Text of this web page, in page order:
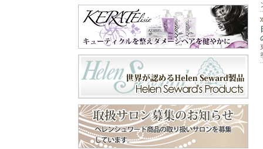
一度洗いでも きち
んと落とせる⁡ ⁡優れ
もの✨⁡ ⁡わん子にも
飼い主にも負担を⁡ ⁡
軽減するシャンプ
ー😍⁡ ⁡スリッカー
は、軽く使いやす
くで⁡ ピン長めのタ
イプだから、頭用
♪⁡ ‎˖٭ .‎˖٭ .‎˖٭ .‎˖٭ .‎˖٭
.‎˖٭ .‎˖٭ .‎˖٭ .‎˖٭ .‎˖٭‎˖٭
.‎˖٭ .‎˖٭ .‎˖٭ .‎˖٭ .‎˖٭ .‎˖
٭ .‎˖٭ .‎˖٭ ありがと
ペーパーを扱う業
務作業、指先を使
う細かい作業な
ど、手を使うあら
ゆる作業🖐️ 飲食店
や家庭での食器洗
い洗剤や消毒剤等
の刺激から手肌を
守ってくれます😊
美容師やトリマー
などよくシャンプ
ーをする手肌にも
おすすめ😌 嫌な臭